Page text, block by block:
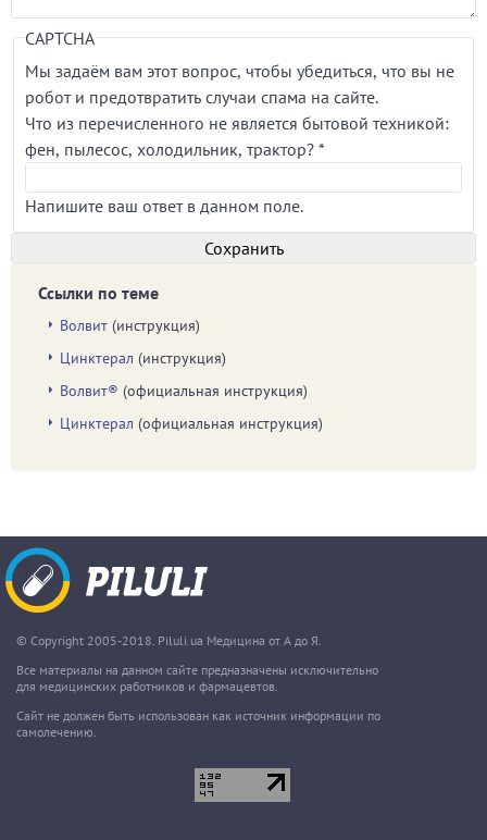
CAPTCHA
Мы задаём вам этот вопрос, чтобы убедиться, что вы не
робот и предотвратить случаи спама на сайте.
Что из перечисленного не является бытовой техникой:
фен, пылесос, холодильник, трактор? *
Напишите ваш ответ в данном поле.
Ссылки по теме
Волвит (инструкция)
Цинктерал (инструкция)
Волвит® (официальная инструкция)
Цинктерал (официальная инструкция)
© Copyright 2005-2018. Piluli.ua Медицина от А до Я.
Все материалы на данном сайте предназначены исключительно
для медицинских работников и фармацевтов.
Сайт не должен быть использован как источник информации по
самолечению.